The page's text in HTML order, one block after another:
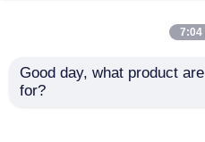
Versteckt 16A Porös-
7:04
Good day, what product
for?